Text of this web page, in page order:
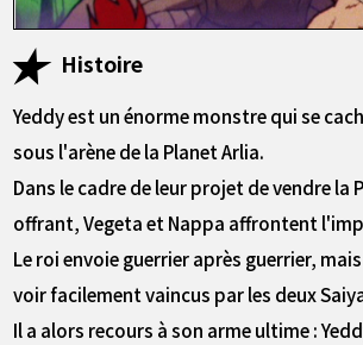
Histoire
Yeddy est un énorme monstre qui se
sous l'arène de la Planet Arlia.
Dans le cadre de leur projet de vendre la
offrant, Vegeta et Nappa affrontent
Le roi envoie guerrier après guerrier,
voir facilement vaincus par les deux
Il a alors recours à son arme ultime :